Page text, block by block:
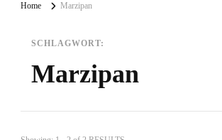
Home Marzipan
SCHLAGWORT:
Marzipan